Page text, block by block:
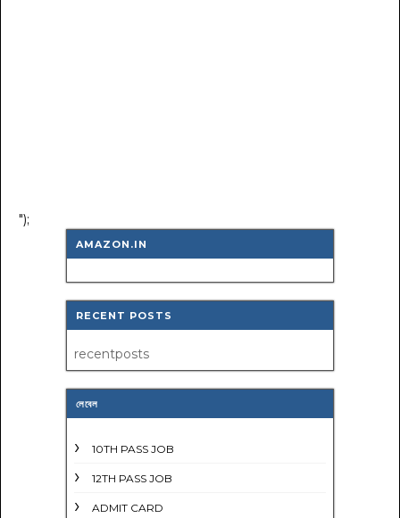
");
AMAZON.IN
RECENT POSTS
recentposts
লেবেল
10TH PASS JOB
12TH PASS JOB
ADMIT CARD